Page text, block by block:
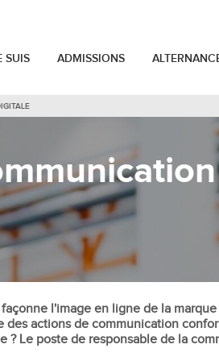
l'image en ligne de la
actions de communication
Le poste de responsable de la
VIE
Toutes les
Les
Se loger à
Entreprise
Projets
Client
MASTÈRES
Mastère
Mastère
Mastère
Mastère
Mastère
Mastère
réseaux
SUIS ADMISSIONS